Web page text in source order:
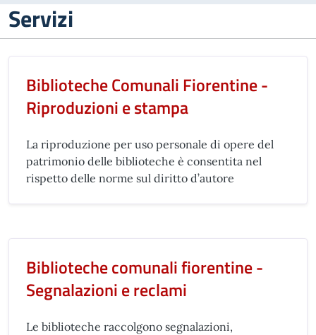
Servizi
Biblioteche Comunali Fiorentine -
Riproduzioni e stampa
La riproduzione per uso personale di opere del
patrimonio delle biblioteche è consentita nel
rispetto delle norme sul diritto d’autore
Biblioteche comunali fiorentine -
Segnalazioni e reclami
Le biblioteche raccolgono segnalazioni,